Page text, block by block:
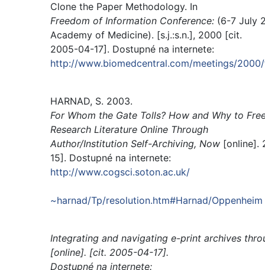
Clone the Paper Methodology. In
Freedom of Information Conference: (6-7 July
Academy of Medicine). [s.j.:s.n.], 2000 [cit.
2005-04-17]. Dostupné na internete:
http://www.biomedcentral.com/meetings/
HARNAD, S. 2003.
For Whom the Gate Tolls? How and Why to
Research Literature Online Through
Author/Institution Self-Archiving, Now [online].
15]. Dostupné na internete:
http://www.cogsci.soton.ac.uk/
~harnad/Tp/resolution.htm#Harnad/Oppenheim
Integrating and navigating e-print archives
[online]. [cit. 2005-04-17].
Dostupné na internete: